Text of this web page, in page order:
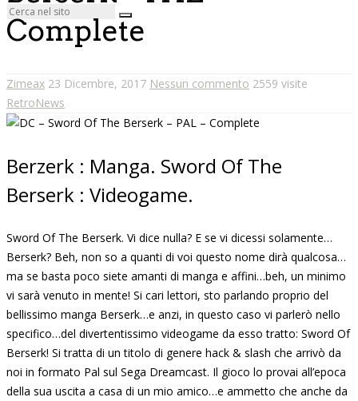
Complete
Zimeax 23 Dicembre, 2017 Nessun commento 2559 visite
RetroNews
Berzerk : Manga. Sword Of The
Berserk : Videogame.
Sword Of The Berserk. Vi dice nulla? E se vi dicessi solamente…
Berserk? Beh, non so a quanti di voi questo nome dirà qualcosa…
ma se basta poco siete amanti di manga e affini…beh, un minimo
vi sarà venuto in mente! Si cari lettori, sto parlando proprio del
bellissimo manga Berserk…e anzi, in questo caso vi parlerò nello
specifico…del divertentissimo videogame da esso tratto: Sword Of
Berserk! Si tratta di un titolo di genere hack & slash che arrivò da
noi in formato Pal sul Sega Dreamcast. Il gioco lo provai all’epoca
della sua uscita a casa di un mio amico…e ammetto che anche da